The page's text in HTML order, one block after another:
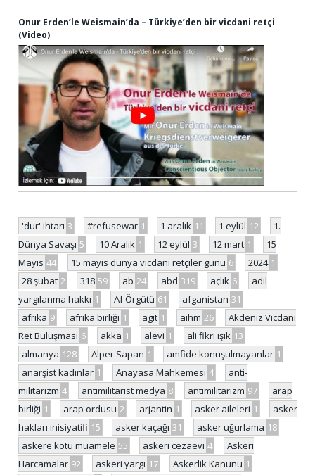
Onur Erden’le Weismain’da – Türkiye’den bir vicdani retçi
(Video)
'dur' ihtarı 3 #refusewar 1 1 aralık 11 1 eylül 12
1.
Dünya Savaşı 5 10 Aralık 1 12 eylül 3 12 mart 1
15
Mayıs 44 15 mayıs dünya vicdani retçiler günü 6 2024 1
28 şubat 2 318 59 ab 24 abd 319 açlık 6
adil
yargılanma hakkı 1 Af Örgütü 61 afganistan 31
afrika 9 afrika birliği 1 agit 1 aihm 26
Akdeniz Vicdani
Ret Buluşması 6 akka 1 alevi 1 ali fikri ışık 13
almanya 128 Alper Sapan 1 amfide konuşulmayanlar 1
anarşist kadınlar 1 Anayasa Mahkemesi 4
anti-
militarizm 4 antimilitarist medya 8 antimilitarizm 97
arap
birliği 1 arap ordusu 2 arjantin 1 asker aileleri 1
asker
hakları inisiyatifi 15 asker kaçağı 31 asker uğurlama 18
askere kötü muamele 55 askeri cezaevi 4
Askeri
Harcamalar 92 askeri yargı 17 Askerlik Kanunu 1